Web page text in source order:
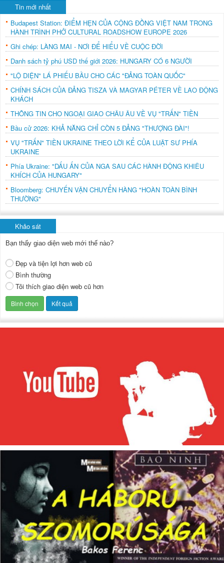
Tin mới nhất
Budapest Station: ĐIỂM HẸN CỦA CỘNG ĐỒNG VIỆT NAM TRONG
HÀNH TRÌNH PHỞ CULTURAL ROADSHOW EUROPE 2026
Ghi chép: LÀNG MAI - NƠI ĐỂ HIỂU VỀ CUỘC ĐỜI
Danh sách tỷ phú USD thế giới 2026: HUNGARY CÓ 6 NGƯỜI
"LỘ DIỆN" LÁ PHIẾU BẦU CHO CÁC "ĐẢNG TOÀN QUỐC"
CHÍNH SÁCH CỦA ĐẢNG TISZA VÀ MAGYAR PÉTER VỀ LAO ĐỘNG
KHÁCH
THÔNG TIN CHO NGOẠI GIAO CHÂU ÂU VỀ VỤ "TRẤN" TIỀN
Bầu cử 2026: KHẢ NĂNG CHỈ CÒN 5 ĐẢNG "THƯỢNG ĐÀI"!
VỤ "TRẤN" TIỀN UKRAINE THEO LỜI KỂ CỦA LUẬT SƯ PHÍA
UKRAINE
Phía Ukraine: "DẤU ẤN CỦA NGA SAU CÁC HÀNH ĐỘNG KHIÊU
KHÍCH CỦA HUNGARY"
Bloomberg: CHUYẾN VẬN CHUYỂN HÀNG "HOÀN TOÀN BÌNH
THƯỜNG"
Khảo sát
Bạn thấy giao diện web mới thế nào?
Đẹp và tiện lợi hơn web cũ
Bình thường
Tôi thích giao diện web cũ hơn